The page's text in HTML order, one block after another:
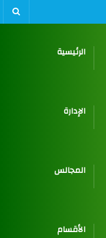
الرئيسية
الإدارة
المجالس
الأقسام